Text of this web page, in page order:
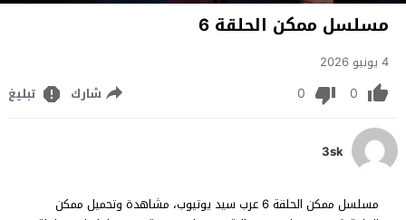
مسلسل ممكن الحلقة 6
4 يونيو 2026
0
0 شارك تبليغ
3sk
مسلسل ممكن الحلقة 6 عرب سيد يوتيوب، مشاهدة وتحميل ممكن